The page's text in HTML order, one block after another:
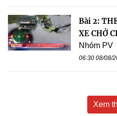
Bài 2:
XE CHỞ
Nhóm PV
06:30 08/08/
Xem